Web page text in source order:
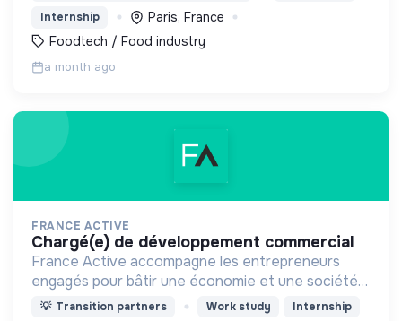
Internship
Paris, France
Foodtech / Food industry
a month ago
FRANCE ACTIVE
chargé(e) de développement commercial
France Active accompagne les entrepreneurs
engagés pour bâtir une économie et une société
plus inclusive et plus durable.
💡 Transition partners Work study Internship